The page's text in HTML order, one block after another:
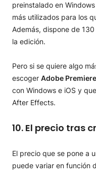
preinstalado en
más utilizados para los
Además, dispone de
la edición.
Pero si se quiere algo
escoger Adobe Premiere
con Windows e iOS y
After Effects.
10. El precio tras
El precio que se pone a
puede variar en función